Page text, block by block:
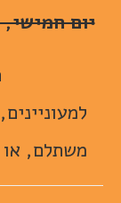
יום חמישי, 14.3.24, בשעה 19:00, אונליין
משתלם, או